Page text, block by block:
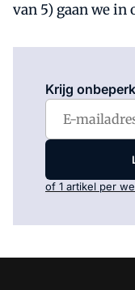
van 5) gaan we in
Krijg
of 1 artikel per